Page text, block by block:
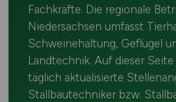
Fachkräfte. Die regionale
Niedersachsen umfasst
Schweinehaltung, Geflügel
Landtechnik. Auf dieser
täglich aktualisierte
Stallbautechniker bzw.